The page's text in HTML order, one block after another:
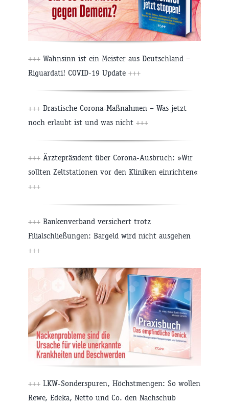
+++ Wahnsinn ist ein Meister aus Deutschland –
Riguardati! COVID-19 Update +++
+++ Drastische Corona-Maßnahmen – Was jetzt
noch erlaubt ist und was nicht +++
+++ Ärztepräsident über Corona-Ausbruch: »Wir
sollten Zeltstationen vor den Kliniken einrichten«
+++
+++ Bankenverband versichert trotz
Filialschließungen: Bargeld wird nicht ausgehen
+++
+++ LKW-Sonderspuren, Höchstmengen: So wollen
Rewe, Edeka, Netto und Co. den Nachschub